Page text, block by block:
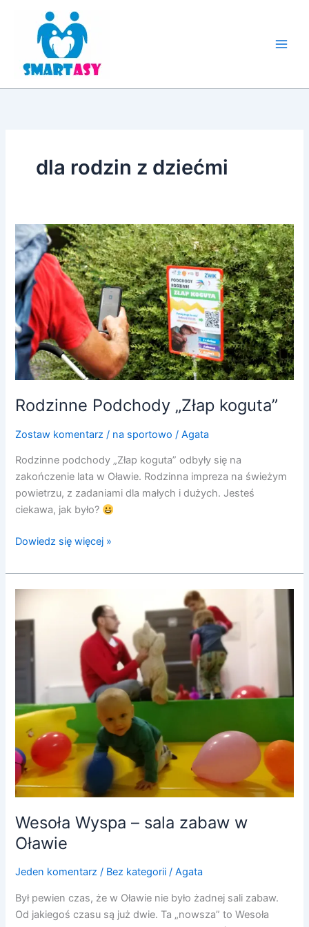
dla rodzin z dziećmi
Rodzinne Podchody „Złap koguta”
Zostaw komentarz / na sportowo /Agata
Rodzinne podchody „Złap koguta” odbyły się na
zakończenie lata w Oławie. Rodzinna impreza na świeżym
powietrzu, z zadaniami dla małych i dużych. Jesteś
ciekawa, jak było?
Rodzinne
Podchody
„Złap
koguta”
Dowiedz się więcej »
Wesoła Wyspa – sala zabaw w
Oławie
Jeden komentarz / Bez kategorii /Agata
Był pewien czas, że w Oławie nie było żadnej sali zabaw.
Od jakiegoś czasu są już dwie. Ta „nowsza” to Wesoła
–
zabaw